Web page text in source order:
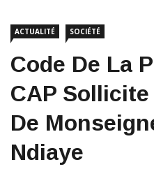
ACTUALITÉ SOCIÉTÉ
Code De La
CAP
De
Ndiaye